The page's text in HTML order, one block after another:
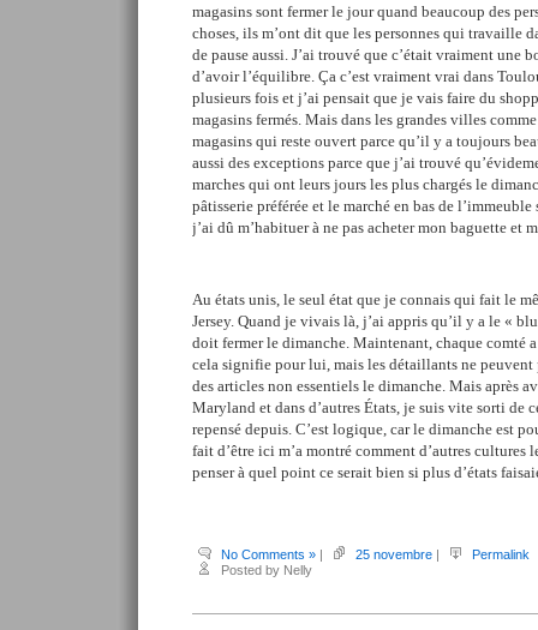
magasins sont fermer le jour quand beaucoup des
choses, ils m’ont dit que les personnes qui travaille
de pause aussi. J’ai trouvé que c’était vraiment une
d’avoir l’équilibre. Ça c’est vraiment vrai dans
plusieurs fois et j’ai pensait que je vais faire du
magasins fermés. Mais dans les grandes villes
magasins qui reste ouvert parce qu’il y a toujours
aussi des exceptions parce que j’ai trouvé
marches qui ont leurs jours les plus chargés le
pâtisserie préférée et le marché en bas de
j’ai dû m’habituer à ne pas acheter mon baguette et
Au états unis, le seul état que je connais qui fait le
Jersey. Quand je vivais là, j’ai appris qu’il y a le «
doit fermer le dimanche. Maintenant, chaque comté
cela signifie pour lui, mais les détaillants ne peuvent
des articles non essentiels le dimanche. Mais après
Maryland et dans d’autres États, je suis vite sorti de
repensé depuis. C’est logique, car le dimanche est
fait d’être ici m’a montré comment d’autres cultures
penser à quel point ce serait bien si plus d’états
No Comments » | 25 novembre |
Permalink
Posted by Nelly